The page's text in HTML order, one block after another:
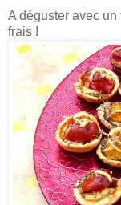
A déguster avec
frais !